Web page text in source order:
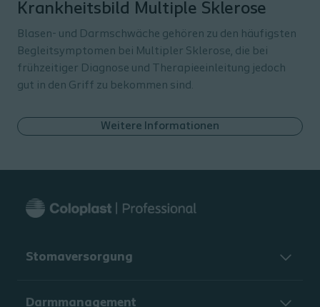
Krankheitsbild Multiple Sklerose
Blasen- und Darmschwäche gehören zu den häufigsten
Begleitsymptomen bei Multipler Sklerose, die bei
frühzeitiger Diagnose und Therapieeinleitung jedoch
gut in den Griff zu bekommen sind.
Weitere Informationen
Stomaversorgung
Darmmanagement